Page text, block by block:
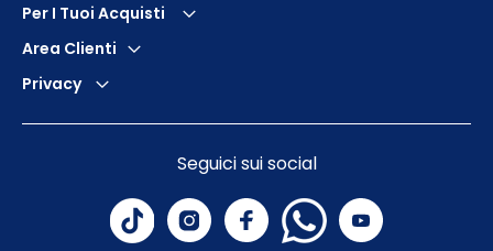
Per I Tuoi Acquisti
Area Clienti
Privacy
Seguici sui social